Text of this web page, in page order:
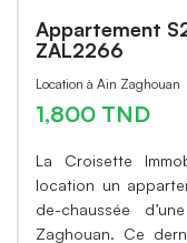
Appartement
ZAL2266
Location à Ain Zaghouan
1,800 TND
La Croisette
location un
de-chaussée
Zaghouan. Ce